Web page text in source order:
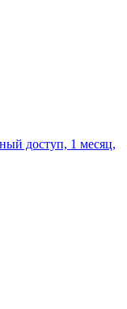
доступ, 1 месяц,